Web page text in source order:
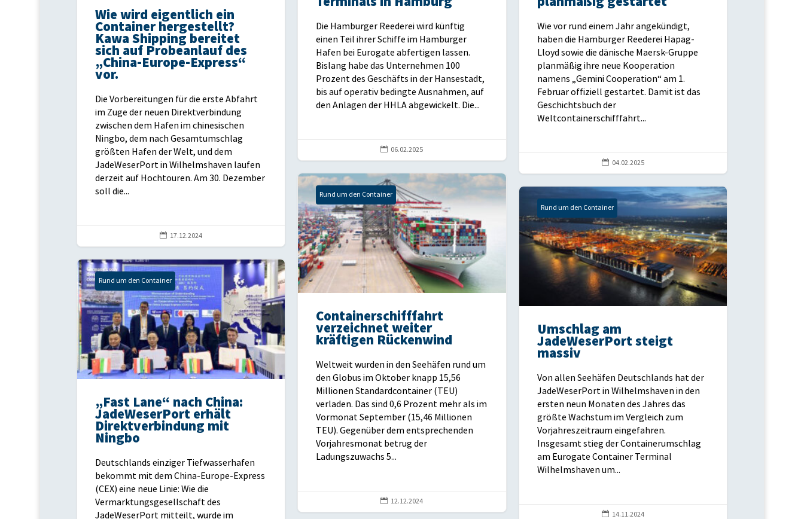
Die Hamburger Reederei wird künftig
einen Teil ihrer Schiffe im Hamburger
Hafen bei Eurogate abfertigen lassen.
Bislang habe das Unternehmen 100
Prozent des Geschäfts in der Hansestadt,
bis auf operativ bedingte Ausnahmen, auf
den Anlagen der HHLA abgewickelt. Die...
 06.02.2025
Wie vor rund einem Jahr angekündigt,
haben die Hamburger Reederei Hapag-
Lloyd sowie die dänische Maersk-Gruppe
planmäßig ihre neue Kooperation
namens „Gemini Cooperation“ am 1.
Februar offiziell gestartet. Damit ist das
Geschichtsbuch der
Weltcontainerschifffahrt...
 04.02.2025
Wie wird eigentlich ein
Container hergestellt?
Kawa Shipping bereitet
sich auf Probeanlauf des
„China-Europe-Express“
vor.
Die Vorbereitungen für die erste Abfahrt
im Zuge der neuen Direktverbindung
zwischen dem Hafen im chinesischen
Ningbo, dem nach Gesamtumschlag
größten Hafen der Welt, und dem
JadeWeserPort in Wilhelmshaven laufen
derzeit auf Hochtouren. Am 30. Dezember
soll die...
 17.12.2024
Rund um den Container
Containerschifffahrt
verzeichnet weiter
kräftigen Rückenwind
Weltweit wurden in den Seehäfen rund um
den Globus im Oktober knapp 15,56
Millionen Standardcontainer (TEU)
verladen. Das sind 0,6 Prozent mehr als im
Vormonat September (15,46 Millionen
TEU). Gegenüber dem entsprechenden
Vorjahresmonat betrug der
Ladungszuwachs 5...
 12.12.2024
Rund um den Container
Umschlag am
JadeWeserPort steigt
massiv
Von allen Seehäfen Deutschlands hat der
JadeWeserPort in Wilhelmshaven in den
ersten neun Monaten des Jahres das
größte Wachstum im Vergleich zum
Vorjahreszeitraum eingefahren.
Insgesamt stieg der Containerumschlag
am Eurogate Container Terminal
Wilhelmshaven um...
 14.11.2024
Rund um den Container
„Fast Lane“ nach China:
JadeWeserPort erhält
Direktverbindung mit
Ningbo
Deutschlands einziger Tiefwasserhafen
bekommt mit dem China-Europe-Express
(CEX) eine neue Linie: Wie die
Vermarktungsgesellschaft des
JadeWeserPort mitteilt, wurde im